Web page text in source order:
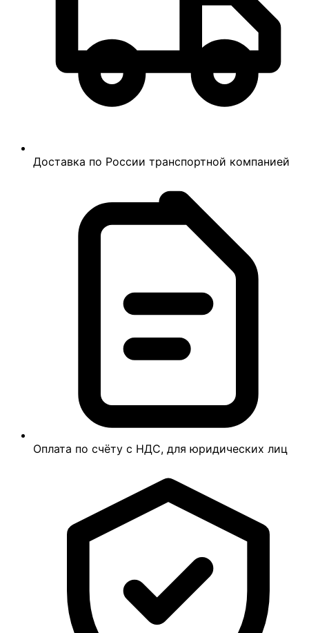
Доставка по России транспортной компанией
Оплата по счёту с НДС, для юридических лиц